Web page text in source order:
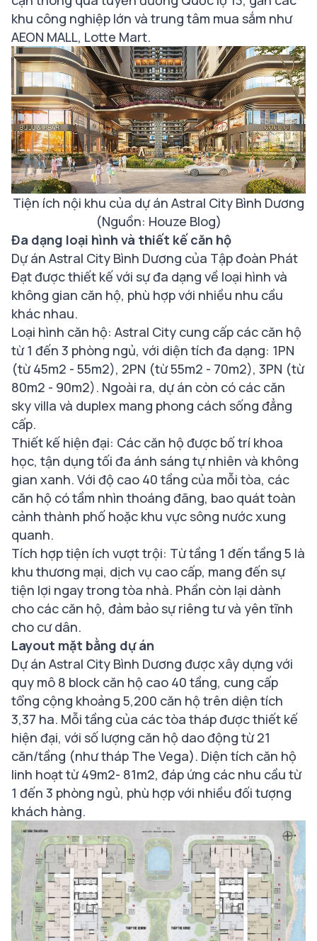
khu công nghiệp lớn và trung tâm mua sắm như
AEON MALL, Lotte Mart.
Tiện ích nội khu của dự án Astral City Bình Dương
(Nguồn: Houze Blog)
Đa dạng loại hình và thiết kế căn hộ
Dự án Astral City Bình Dương của Tập đoàn Phát
Đạt được thiết kế với sự đa dạng về loại hình và
không gian căn hộ, phù hợp với nhiều nhu cầu
khác nhau.
Loại hình căn hộ: Astral City cung cấp các căn hộ
từ 1 đến 3 phòng ngủ, với diện tích đa dạng: 1PN
(từ 45m2 - 55m2), 2PN (từ 55m2 - 70m2), 3PN (từ
80m2 - 90m2). Ngoài ra, dự án còn có các căn
sky villa và duplex mang phong cách sống đẳng
cấp.
Thiết kế hiện đại: Các căn hộ được bố trí khoa
học, tận dụng tối đa ánh sáng tự nhiên và không
gian xanh. Với độ cao 40 tầng của mỗi tòa, các
căn hộ có tầm nhìn thoáng đãng, bao quát toàn
cảnh thành phố hoặc khu vực sông nước xung
quanh.
Tích hợp tiện ích vượt trội: Từ tầng 1 đến tầng 5 là
khu thương mại, dịch vụ cao cấp, mang đến sự
tiện lợi ngay trong tòa nhà. Phần còn lại dành
cho các căn hộ, đảm bảo sự riêng tư và yên tĩnh
cho cư dân.
Layout mặt bằng dự án
Dự án Astral City Bình Dương được xây dựng với
quy mô 8 block căn hộ cao 40 tầng, cung cấp
tổng cộng khoảng 5,200 căn hộ trên diện tích
3,37 ha. Mỗi tầng của các tòa tháp được thiết kế
hiện đại, với số lượng căn hộ dao động từ 21
căn/tầng (như tháp The Vega). Diện tích căn hộ
linh hoạt từ 49m2- 81m2, đáp ứng các nhu cầu từ
1 đến 3 phòng ngủ, phù hợp với nhiều đối tượng
khách hàng.